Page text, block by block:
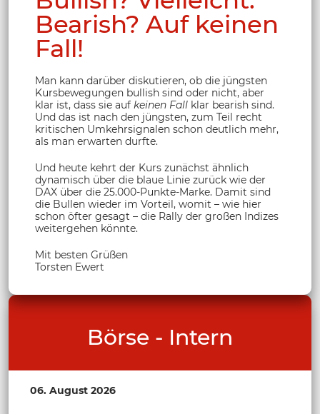
Bearish? Auf keinen
Fall!
Man kann darüber diskutieren, ob die jüngsten
Kursbewegungen bullish sind oder nicht, aber
klar ist, dass sie auf keinen Fall klar bearish sind.
Und das ist nach den jüngsten, zum Teil recht
kritischen Umkehrsignalen schon deutlich mehr,
als man erwarten durfte.
Und heute kehrt der Kurs zunächst ähnlich
dynamisch über die blaue Linie zurück wie der
DAX über die 25.000-Punkte-Marke. Damit sind
die Bullen wieder im Vorteil, womit – wie hier
schon öfter gesagt – die Rally der großen Indizes
weitergehen könnte.
Mit besten Grüßen
Torsten Ewert
Börse - Intern
06. August 2026